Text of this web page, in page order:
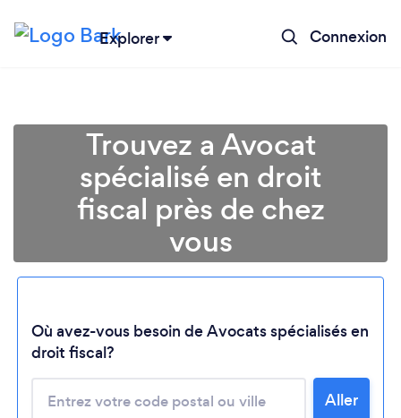
Explorer Connexion
Chargement...
Veuillez patienter...
Trouvez a Avocat
spécialisé en droit
fiscal près de chez
vous
Où avez-vous besoin de Avocats spécialisés en
droit fiscal?
Aller